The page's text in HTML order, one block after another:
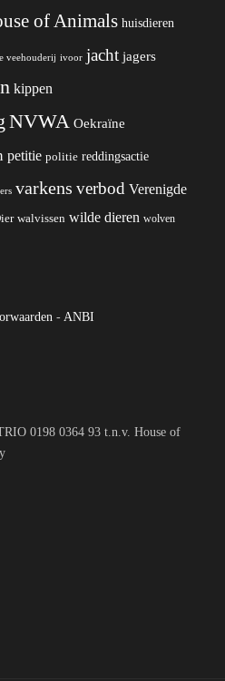
of Animals huisdieren
veehouderij ivoor jacht jagers
kippen
NVWA Oekraïne
petitie politie reddingsactie
varkens verbod Verenigde
walvissen wilde dieren wolven
- ANBI
0198 0364 93 t.n.v. House of